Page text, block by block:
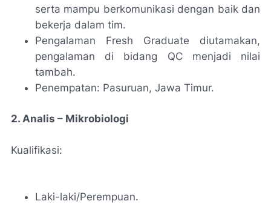
serta mampu berkomunikasi dengan baik dan
bekerja dalam tim.
Pengalaman Fresh Graduate diutamakan,
pengalaman di bidang QC menjadi nilai
tambah.
Penempatan: Pasuruan, Jawa Timur.
2. Analis – Mikrobiologi
Kualifikasi:
Laki-laki/Perempuan.